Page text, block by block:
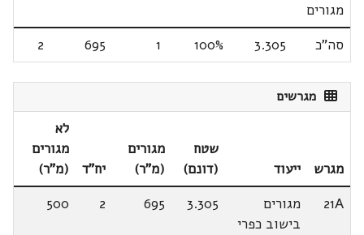
מגורים
סה"כ 3.305
100%
1
695
2
מגרשים
מגרש ייעוד
שטח
(דונם)
מגורים
(מ"ר)
יח"ד
לא
מגורים
(מ"ר)
21A
מגורים
בישוב כפרי
3.305
695
2
500